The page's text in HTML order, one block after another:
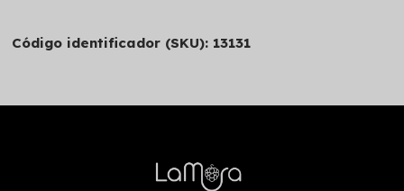
Código identificador (SKU): 13131